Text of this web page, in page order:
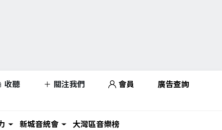
收聽 關注我們 會員 廣告查詢
新城音統會 大灣區音樂榜